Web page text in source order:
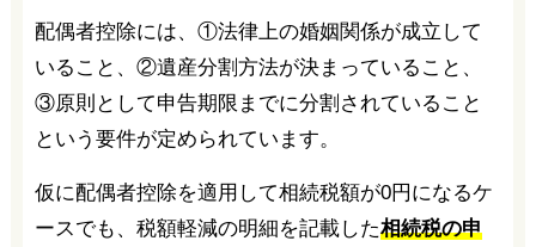
配偶者控除には、①法律上の婚姻関係が成立して
いること、②遺産分割方法が決まっていること、
③原則として申告期限までに分割されていること
という要件が定められています。
仮に配偶者控除を適用して相続税額が0円になるケ
ースでも、税額軽減の明細を記載した相続税の申